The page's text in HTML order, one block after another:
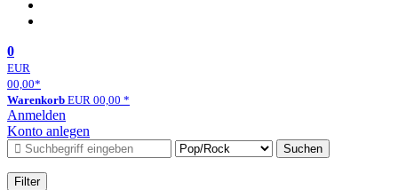
0
EUR
00,00*
Warenkorb EUR 00,00 *
Anmelden
Konto anlegen
Suchen
Filter